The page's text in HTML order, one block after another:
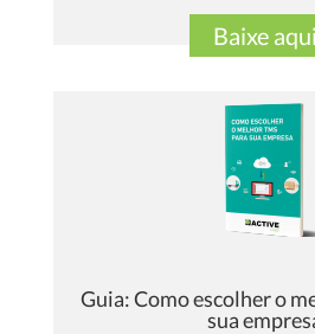
Baixe aqui
Guia: Como escolher o
sua